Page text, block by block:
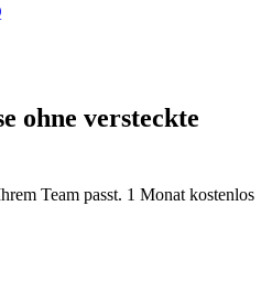
ohne versteckte
Team passt. 1 Monat kostenlos